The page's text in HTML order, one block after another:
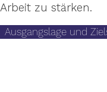
Arbeit zu stärken.
Ausgangslage und